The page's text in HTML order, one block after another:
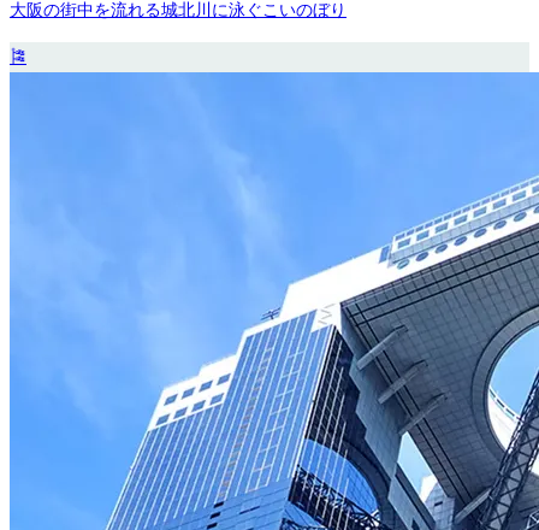
大阪の街中を流れる城北川に泳ぐこいのぼり
🎏